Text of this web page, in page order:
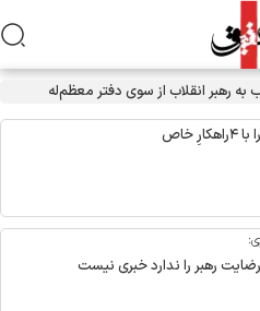
انقلاب از سوی دفتر معظم‌له
رهبر را ندارد خبری نیست